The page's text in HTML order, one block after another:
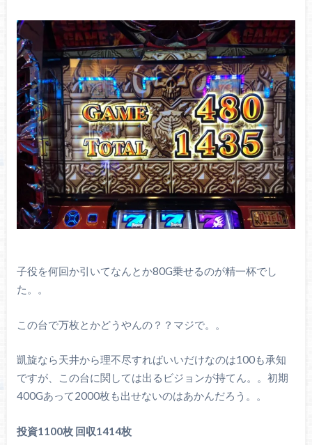
子役を何回か引いてなんとか80G乗せるのが精一杯でし
た。。
この台で万枚とかどうやんの？？マジで。。
凱旋なら天井から理不尽すればいいだけなのは100も承知
ですが、この台に関しては出るビジョンが持てん。。初期
400Gあって2000枚も出せないのはあかんだろう。。
投資1100枚 回収1414枚